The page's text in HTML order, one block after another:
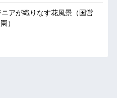
アが織りなす花風景（国営
）